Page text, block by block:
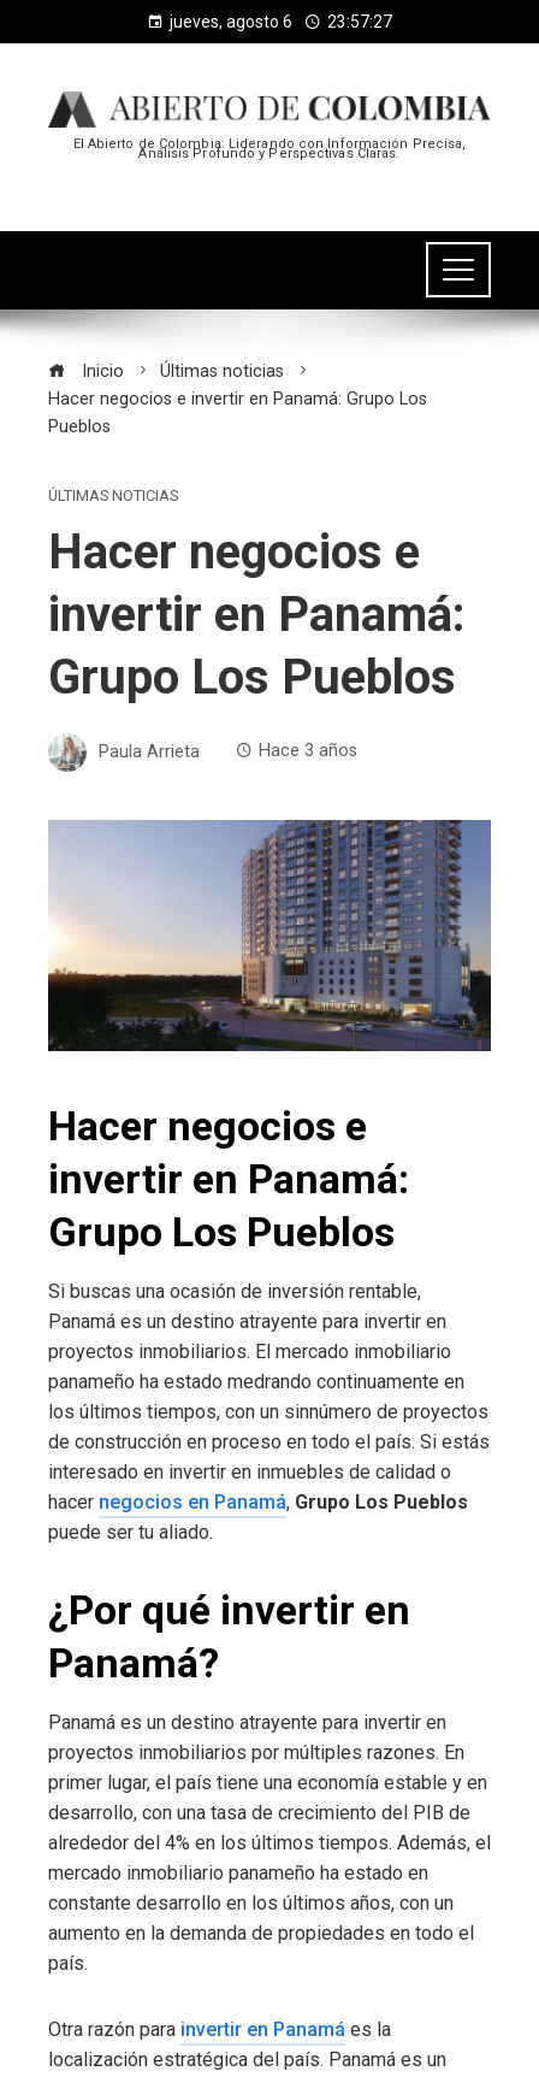
jueves, agosto 6 23:57:27
El Abierto de Colombia: Liderando con Información Precisa,
Análisis Profundo y Perspectivas Claras.
Inicio
Últimas noticias
Hacer negocios e invertir en Panamá: Grupo Los
Pueblos
ÚLTIMAS NOTICIAS
Hacer negocios e
invertir en Panamá:
Grupo Los Pueblos
Paula Arrieta Hace 3 años
Hacer negocios e
invertir en Panamá:
Grupo Los Pueblos
Si buscas una ocasión de inversión rentable,
Panamá es un destino atrayente para invertir en
proyectos inmobiliarios. El mercado inmobiliario
panameño ha estado medrando continuamente en
los últimos tiempos, con un sinnúmero de proyectos
de construcción en proceso en todo el país. Si estás
interesado en invertir en inmuebles de calidad o
hacer negocios en Panamá, Grupo Los Pueblos
puede ser tu aliado.
¿Por qué invertir en
Panamá?
Panamá es un destino atrayente para invertir en
proyectos inmobiliarios por múltiples razones. En
primer lugar, el país tiene una economía estable y en
desarrollo, con una tasa de crecimiento del PIB de
alrededor del 4% en los últimos tiempos. Además, el
mercado inmobiliario panameño ha estado en
constante desarrollo en los últimos años, con un
aumento en la demanda de propiedades en todo el
país.
Otra razón para invertir en Panamá es la
localización estratégica del país. Panamá es un